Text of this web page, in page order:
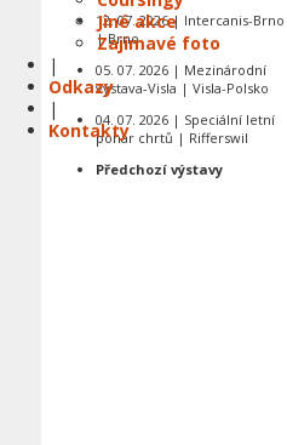
Jiné akce
Zajímavé foto
|
Odkazy
|
Kontakty
12. 07. 2026 | Intercanis-Brno
| Brno
05. 07. 2026 | Mezinárodní
výstava-Visla | Visla-Polsko
04. 07. 2026 | Speciální letní
pohár chrtů | Rifferswil
Předchozí výstavy